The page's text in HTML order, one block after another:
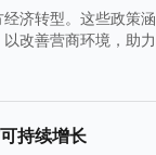
济转型。这些政策
改善营商环境，助
持续增长